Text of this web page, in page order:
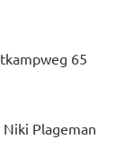
65
Plageman